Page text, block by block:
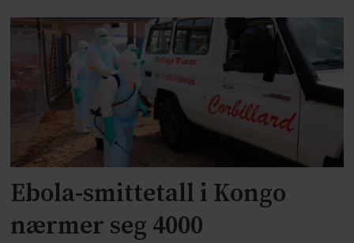
Ebola-smittetall i Kongo
nærmer seg 4000